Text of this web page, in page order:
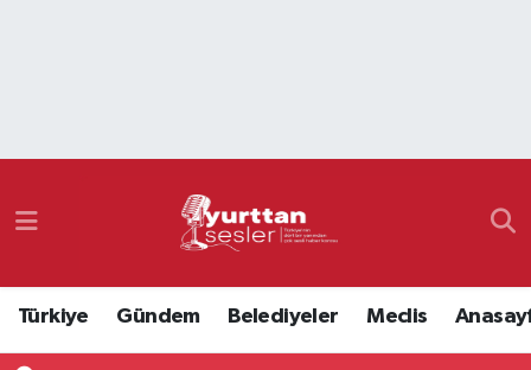
Türkiye Gündem Belediyeler Meclis
Namaz Vakitleri
Süper Lig Puan Durumu ve Fikstür